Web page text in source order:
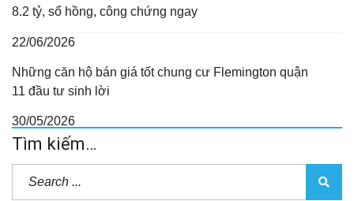
8.2 tỷ, sổ hồng, công chứng ngay
22/06/2026
Những căn hộ bán giá tốt chung cư Flemington quận
11 đầu tư sinh lời
30/05/2026
Tìm kiếm…